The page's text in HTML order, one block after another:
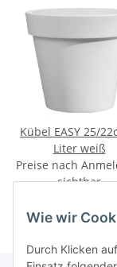
Kübel EASY 25/
Liter weiß
Preise nach
sichtbar
Wie wir
Durch Klicken